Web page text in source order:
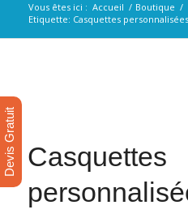
Vous êtes ici : Accueil / Boutique /
Etiquette: Casquettes
Casquettes
Devis Gratuit